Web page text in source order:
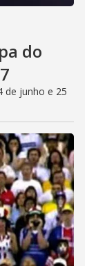
do
de junho e 25